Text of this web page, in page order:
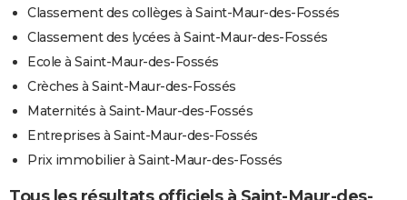
Classement des collèges à Saint-Maur-des-Fossés
Classement des lycées à Saint-Maur-des-Fossés
Ecole à Saint-Maur-des-Fossés
Crèches à Saint-Maur-des-Fossés
Maternités à Saint-Maur-des-Fossés
Entreprises à Saint-Maur-des-Fossés
Prix immobilier à Saint-Maur-des-Fossés